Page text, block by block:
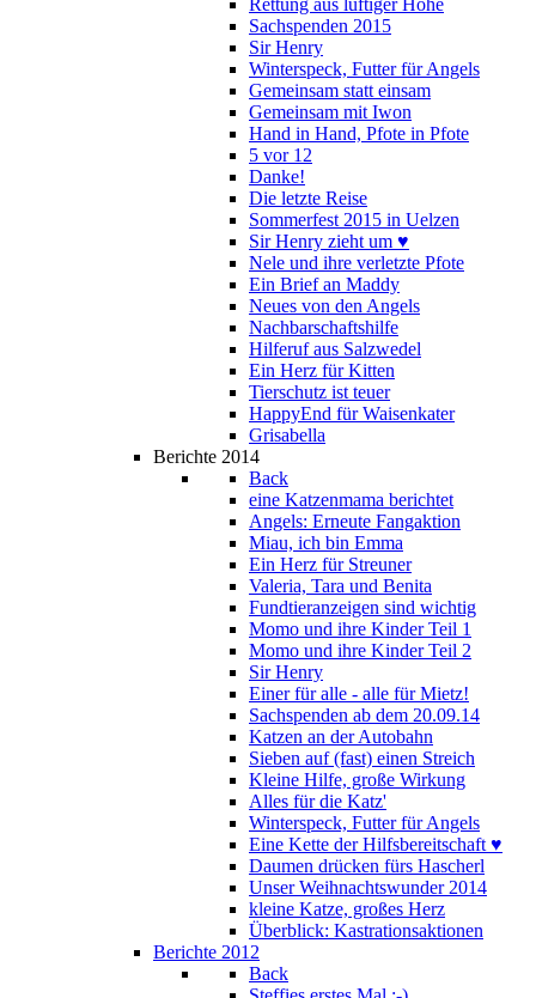
Rettung aus luftiger Höhe
Sachspenden 2015
Sir Henry
Winterspeck, Futter für Angels
Gemeinsam statt einsam
Gemeinsam mit Iwon
Hand in Hand, Pfote in Pfote
5 vor 12
Danke!
Die letzte Reise
Sommerfest 2015 in Uelzen
Sir Henry zieht um ♥
Nele und ihre verletzte Pfote
Ein Brief an Maddy
Neues von den Angels
Nachbarschaftshilfe
Hilferuf aus Salzwedel
Ein Herz für Kitten
Tierschutz ist teuer
HappyEnd für Waisenkater
Grisabella
Berichte 2014
Back
eine Katzenmama berichtet
Angels: Erneute Fangaktion
Miau, ich bin Emma
Ein Herz für Streuner
Valeria, Tara und Benita
Fundtieranzeigen sind wichtig
Momo und ihre Kinder Teil 1
Momo und ihre Kinder Teil 2
Sir Henry
Einer für alle - alle für Mietz!
Sachspenden ab dem 20.09.14
Katzen an der Autobahn
Sieben auf (fast) einen Streich
Kleine Hilfe, große Wirkung
Alles für die Katz'
Winterspeck, Futter für Angels
Eine Kette der Hilfsbereitschaft ♥
Daumen drücken fürs Hascherl
Unser Weihnachtswunder 2014
kleine Katze, großes Herz
Überblick: Kastrationsaktionen
Berichte 2012
Back